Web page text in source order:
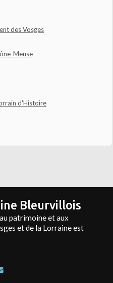
des Vosges
Meuse
d'Histoire
Bleurvillois
patrimoine et aux
et de la Lorraine est